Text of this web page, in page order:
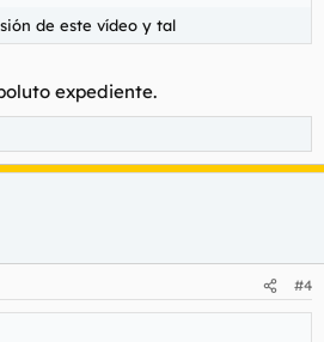
de este vídeo y tal
expediente.
#4